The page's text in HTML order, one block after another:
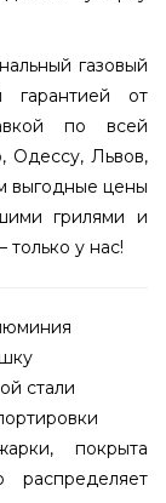
газовый
гарантией от
по всей
Одессу, Львов,
выгодные цены
грилями и
у нас!
стали
покрыта